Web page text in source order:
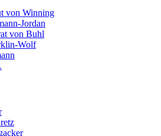
von Winning
Jordan
von Buhl
Wolf